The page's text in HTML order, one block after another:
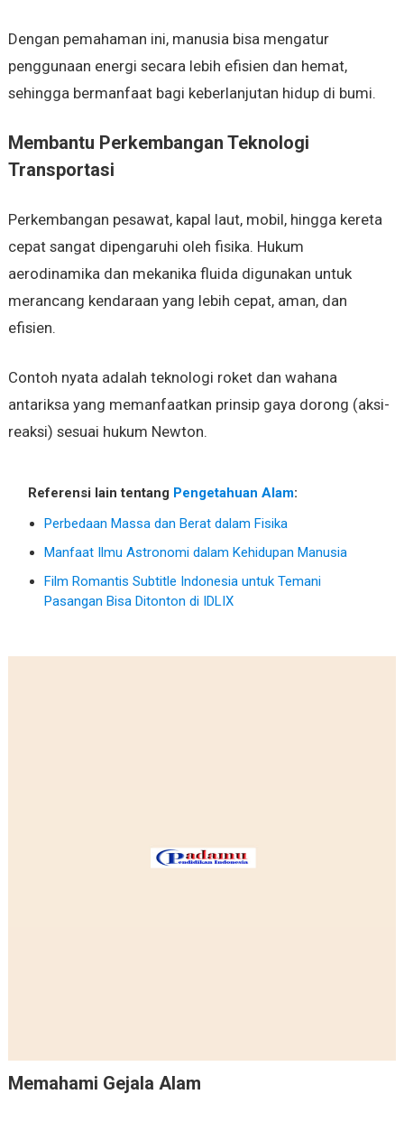
Dengan pemahaman ini, manusia bisa mengatur
penggunaan energi secara lebih efisien dan hemat,
sehingga bermanfaat bagi keberlanjutan hidup di bumi.
Membantu Perkembangan Teknologi
Transportasi
Perkembangan pesawat, kapal laut, mobil, hingga kereta
cepat sangat dipengaruhi oleh fisika. Hukum
aerodinamika dan mekanika fluida digunakan untuk
merancang kendaraan yang lebih cepat, aman, dan
efisien.
Contoh nyata adalah teknologi roket dan wahana
antariksa yang memanfaatkan prinsip gaya dorong (aksi-
reaksi) sesuai hukum Newton.
Referensi lain tentang Pengetahuan Alam:
Perbedaan Massa dan Berat dalam Fisika
Manfaat Ilmu Astronomi dalam Kehidupan Manusia
Film Romantis Subtitle Indonesia untuk Temani
Pasangan Bisa Ditonton di IDLIX
Memahami Gejala Alam